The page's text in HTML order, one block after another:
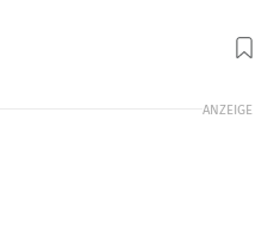
Foto: GettyImages / Gonalo Barriga
ANZEIGE